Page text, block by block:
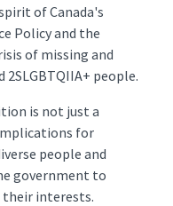
of Canada's
Policy and the
of missing and
people.
is not just a
for
people and
government to
their interests.